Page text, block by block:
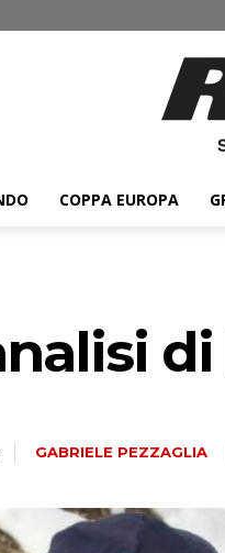
COPPA EUROPA
GABRIELE PEZZAGLIA